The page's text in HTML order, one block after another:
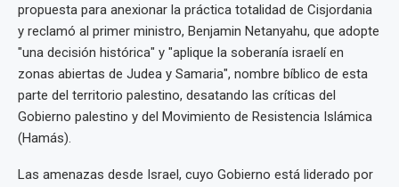
propuesta para anexionar la práctica totalidad de Cisjordania
y reclamó al primer ministro, Benjamin Netanyahu, que adopte
"una decisión histórica" y "aplique la soberanía israelí en
zonas abiertas de Judea y Samaria", nombre bíblico de esta
parte del territorio palestino, desatando las críticas del
Gobierno palestino y del Movimiento de Resistencia Islámica
(Hamás).
Las amenazas desde Israel, cuyo Gobierno está liderado por